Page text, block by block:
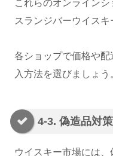
これらのオンライン
スランジバーウイスキ
各ショップで価格や
入方法を選びましょう
4-3. 偽造品対
ウイスキー市場には